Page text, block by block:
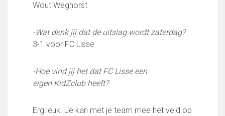
Wout Weghorst
-Wat denk jij dat de uitslag wordt zaterdag?
3-1 voor FC Lisse
-Hoe vind jij het dat FC Lisse een
eigen KidZclub heeft?
Erg leuk. Je kan met je team mee het veld op